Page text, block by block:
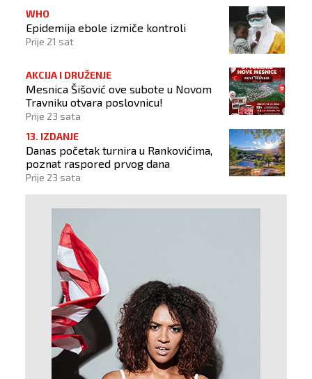
WHO
Epidemija ebole izmiče kontroli
Prije 21 sat
AKCIJA I DRUŽENJE
Mesnica Šišović ove subote u Novom
Travniku otvara poslovnicu!
Prije 23 sata
13. IZDANJE
Danas početak turnira u Rankovićima,
poznat raspored prvog dana
Prije 23 sata